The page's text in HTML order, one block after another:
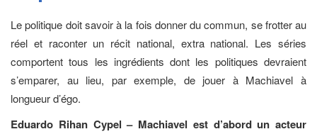
Le politique doit savoir à la fois donner du commun, se frotter au
réel et raconter un récit national, extra national. Les séries
comportent tous les ingrédients dont les politiques devraient
s’emparer, au lieu, par exemple, de jouer à Machiavel à
longueur d’égo.
Eduardo Rihan Cypel – Machiavel est d’abord un acteur